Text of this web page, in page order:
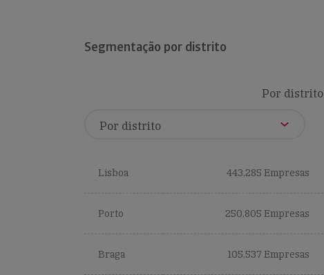
Segmentação por distrito
Por distrito
Lisboa 443,285 Empresas
Porto 250,805 Empresas
Braga 105,537 Empresas